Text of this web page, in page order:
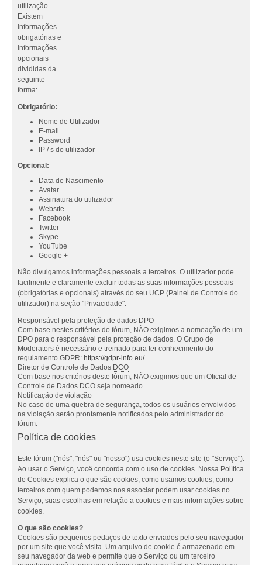
utilização.
Existem
informações
obrigatórias e
informações
opcionais
divididas da
seguinte
forma:
Obrigatório:
Nome de Utilizador
E-mail
Password
IP / s do utilizador
Opcional:
Data de Nascimento
Avatar
Assinatura do utilizador
Website
Facebook
Twitter
Skype
YouTube
Google +
Não divulgamos informações pessoais a terceiros. O utilizador pode
facilmente e claramente excluir todas as suas informações pessoais
(obrigatórias e opcionais) através do seu UCP (Painel de Controle do
utilizador) na seção "Privacidade".
Responsável pela proteção de dados DPO
Com base nestes critérios do fórum, NÃO exigimos a nomeação de um
DPO para o responsável pela proteção de dados. O Grupo de
Moderators é necessário e treinado para ter conhecimento do
regulamento GDPR: https://gdpr-info.eu/
Diretor de Controle de Dados DCO
Com base nos critérios deste fórum, NÃO exigimos que um Oficial de
Controle de Dados DCO seja nomeado.
Notificação de violação
No caso de uma quebra de segurança, todos os usuários envolvidos
na violação serão prontamente notificados pelo administrador do
fórum.
Política de cookies
Este fórum ("nós", "nós" ou "nosso") usa cookies neste site (o "Serviço").
Ao usar o Serviço, você concorda com o uso de cookies. Nossa Política
de Cookies explica o que são cookies, como usamos cookies, como
terceiros com quem podemos nos associar podem usar cookies no
Serviço, suas escolhas em relação a cookies e mais informações sobre
cookies.
O que são cookies?
Cookies são pequenos pedaços de texto enviados pelo seu navegador
por um site que você visita. Um arquivo de cookie é armazenado em
seu navegador da web e permite que o Serviço ou um terceiro